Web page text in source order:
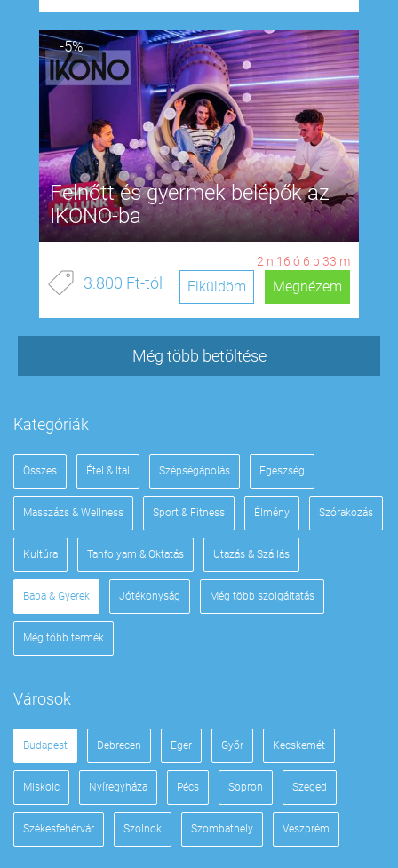
-5%
Felnőtt és gyermek belépők az
IKONO-ba
2 n 16 ó 6 p 32 m
3.800 Ft-tól Megnézem
Elküldöm
Még több betöltése
Kategóriák
Összes Étel & Ital Szépségápolás Egészség
Masszázs & Wellness Sport & Fitness Élmény Szórakozás
Kultúra Tanfolyam & Oktatás Utazás & Szállás
Baba & Gyerek Jótékonyság Még több szolgáltatás
Még több termék
Városok
Budapest Debrecen Eger Győr Kecskemét
Miskolc Nyíregyháza Pécs Sopron Szeged
Székesfehérvár Szolnok Szombathely Veszprém